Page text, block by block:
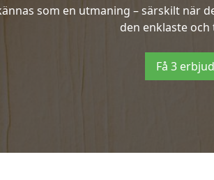
som en utmaning – särskilt
den enklaste
Få 3